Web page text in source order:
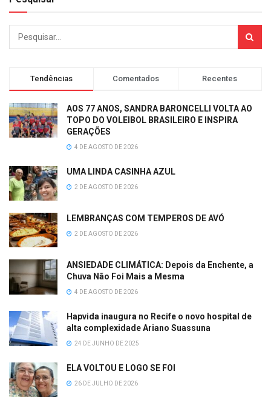
Tendências Comentados Recentes
AOS 77 ANOS, SANDRA BARONCELLI VOLTA AO
TOPO DO VOLEIBOL BRASILEIRO E INSPIRA
GERAÇÕES
4 DE AGOSTO DE 2026
UMA LINDA CASINHA AZUL
2 DE AGOSTO DE 2026
LEMBRANÇAS COM TEMPEROS DE AVÓ
2 DE AGOSTO DE 2026
ANSIEDADE CLIMÁTICA: Depois da Enchente, a
Chuva Não Foi Mais a Mesma
4 DE AGOSTO DE 2026
Hapvida inaugura no Recife o novo hospital de
alta complexidade Ariano Suassuna
24 DE JUNHO DE 2025
ELA VOLTOU E LOGO SE FOI
26 DE JULHO DE 2026